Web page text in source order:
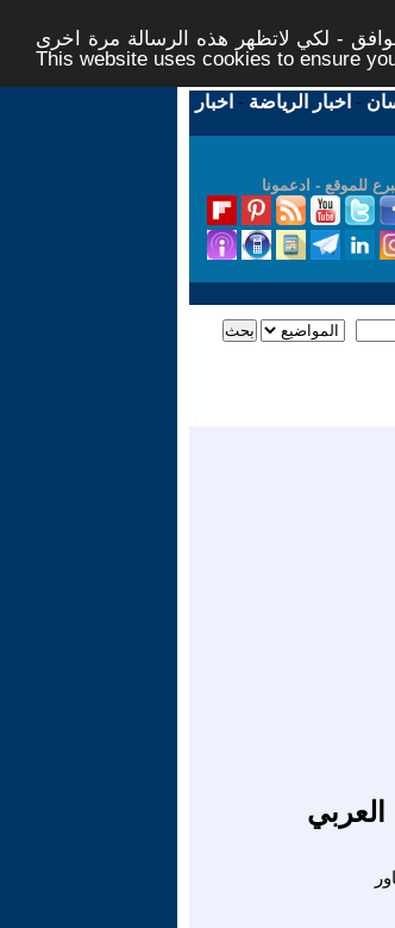
- لكي لاتظهر هذه الرسالة مرة اخرى -
This website uses cookies to ensure
- اخبار الرياضة - اخبار
للموقع - ادعمونا
العربي